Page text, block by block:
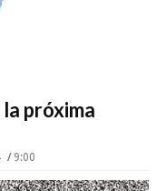
próxima
9:00